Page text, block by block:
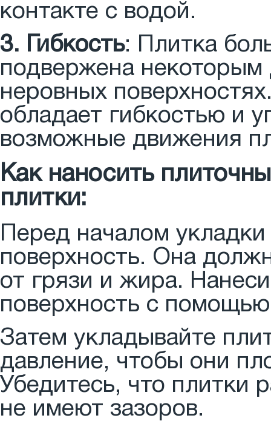
контакте с водой.
3. Гибкость: Плитка
подвержена
неровных
обладает гибкостью и
возможные движения
Как наносить
плитки:
Перед началом
поверхность. Она
от грязи и жира.
поверхность с
Затем укладывайте
давление, чтобы они
Убедитесь, что плитки
не имеют зазоров.